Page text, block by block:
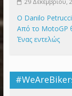
29 Δεκεμβρίου,
Ο Danilo
Από το MotoGP
Ένας εντελώς